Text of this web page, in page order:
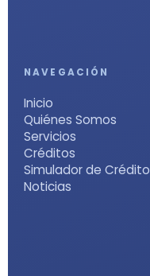
NAVEGACIÓN
Inicio
Quiénes Somos
Servicios
Créditos
Simulador de Crédito
Noticias